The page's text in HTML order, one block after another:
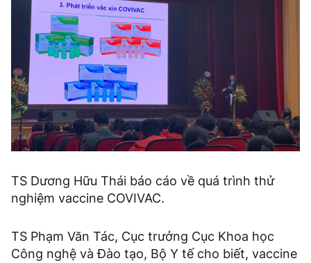
TS Dương Hữu Thái báo cáo về quá trình thử
nghiệm vaccine COVIVAC.
TS Phạm Văn Tác, Cục trưởng Cục Khoa học
Công nghệ và Đào tạo, Bộ Y tế cho biết, vaccine